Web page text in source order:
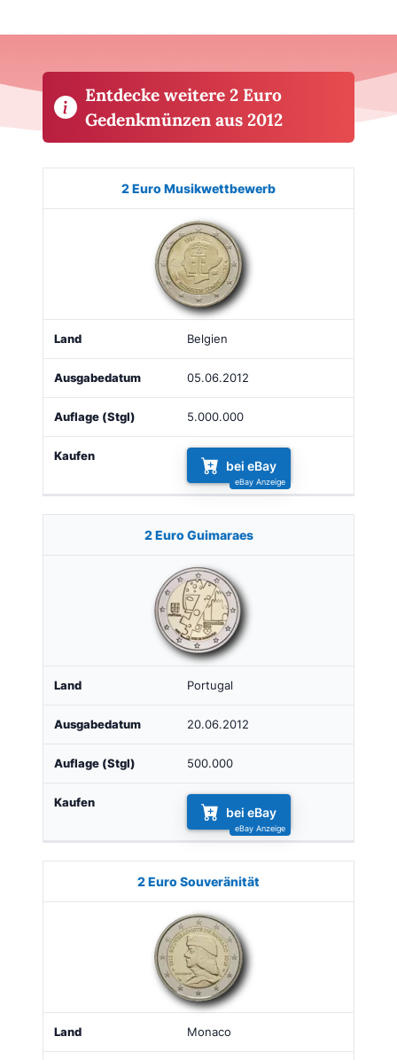
Entdecke weitere 2 Euro
Gedenkmünzen aus 2012
Bild Land Ausgabe
2 Euro Musikwettbewerb
Belgien
05.06.2012
5.000.000
bei eBay
2 Euro Guimaraes
Portugal
20.06.2012
500.000
bei eBay
2 Euro Souveränität
Monaco